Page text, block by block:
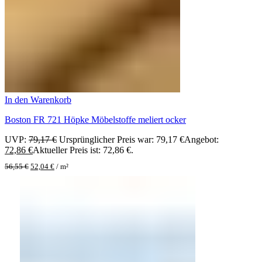
In den Warenkorb
Boston FR 721 Höpke Möbelstoffe meliert ocker
UVP: 79,17€ Ursprünglicher Preis war: 79,17 €Angebot:
72,86 €Aktueller Preis ist: 72,86 €.
56,55€ 52,04 € / m²